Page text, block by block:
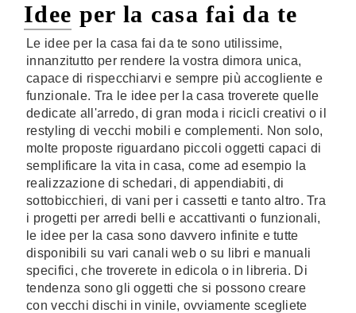
Idee per la casa fai da te
Le idee per la casa fai da te sono utilissime,
innanzitutto per rendere la vostra dimora unica,
capace di rispecchiarvi e sempre più accogliente e
funzionale. Tra le idee per la casa troverete quelle
dedicate all'arredo, di gran moda i ricicli creativi o il
restyling di vecchi mobili e complementi. Non solo,
molte proposte riguardano piccoli oggetti capaci di
semplificare la vita in casa, come ad esempio la
realizzazione di schedari, di appendiabiti, di
sottobicchieri, di vani per i cassetti e tanto altro. Tra
i progetti per arredi belli e accattivanti o funzionali,
le idee per la casa sono davvero infinite e tutte
disponibili su vari canali web o su libri e manuali
specifici, che troverete in edicola o in libreria. Di
tendenza sono gli oggetti che si possono creare
con vecchi dischi in vinile, ovviamente scegliete